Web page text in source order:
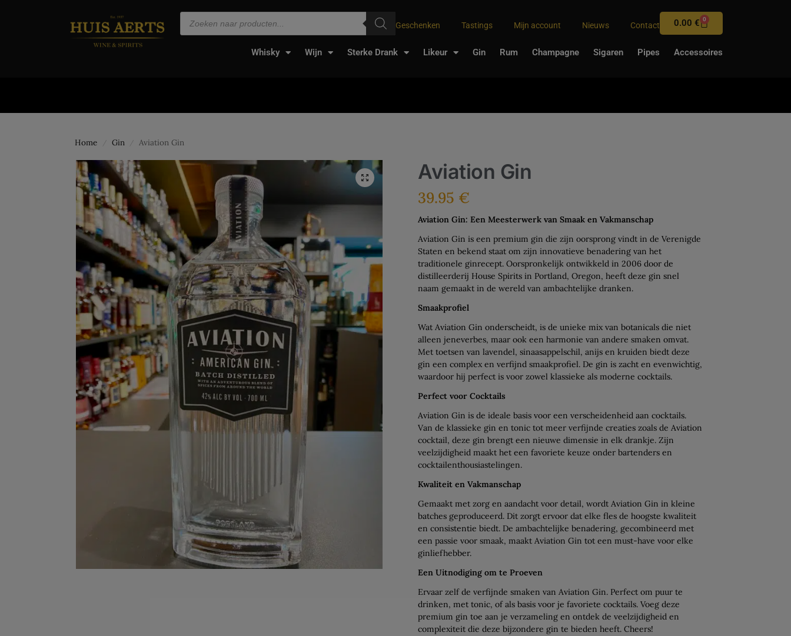
Geschenken Tastings Mijn account Nieuws Contact 0.00€ 0
Whisky Wijn Sterke Drank Likeur Gin Rum Champagne Sigaren Pipes Accessoires
Home / Gin / Aviation Gin
Aviation Gin
39.95 €
Aviation Gin: Een Meesterwerk van Smaak en Vakmanschap
Aviation Gin is een premium gin die zijn oorsprong vindt in de Verenigde
Staten en bekend staat om zijn innovatieve benadering van het
traditionele ginrecept. Oorspronkelijk ontwikkeld in 2006 door de
distilleerderij House Spirits in Portland, Oregon, heeft deze gin snel
naam gemaakt in de wereld van ambachtelijke dranken.
Smaakprofiel
Wat Aviation Gin onderscheidt, is de unieke mix van botanicals die niet
alleen jeneverbes, maar ook een harmonie van andere smaken omvat.
Met toetsen van lavendel, sinaasappelschil, anijs en kruiden biedt deze
gin een complex en verfijnd smaakprofiel. De gin is zacht en evenwichtig,
waardoor hij perfect is voor zowel klassieke als moderne cocktails.
Perfect voor Cocktails
Aviation Gin is de ideale basis voor een verscheidenheid aan cocktails.
Van de klassieke gin en tonic tot meer verfijnde creaties zoals de Aviation
cocktail, deze gin brengt een nieuwe dimensie in elk drankje. Zijn
veelzijdigheid maakt het een favoriete keuze onder bartenders en
cocktailenthousiastelingen.
Kwaliteit en Vakmanschap
Gemaakt met zorg en aandacht voor detail, wordt Aviation Gin in kleine
batches geproduceerd. Dit zorgt ervoor dat elke fles de hoogste kwaliteit
en consistentie biedt. De ambachtelijke benadering, gecombineerd met
een passie voor smaak, maakt Aviation Gin tot een must-have voor elke
ginliefhebber.
Een Uitnodiging om te Proeven
Ervaar zelf de verfijnde smaken van Aviation Gin. Perfect om puur te
drinken, met tonic, of als basis voor je favoriete cocktails. Voeg deze
premium gin toe aan je verzameling en ontdek de veelzijdigheid en
complexiteit die deze bijzondere gin te bieden heeft. Cheers!